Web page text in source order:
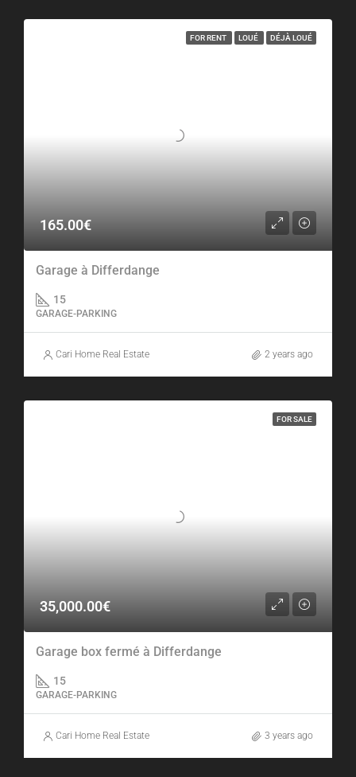
FOR RENT LOUÉ DÉJÀ LOUÉ
165.00€
Garage à Differdange
15
GARAGE-PARKING
Cari Home Real Estate 2 years ago
FOR SALE
35,000.00€
Garage box fermé à Differdange
15
GARAGE-PARKING
Cari Home Real Estate 3 years ago